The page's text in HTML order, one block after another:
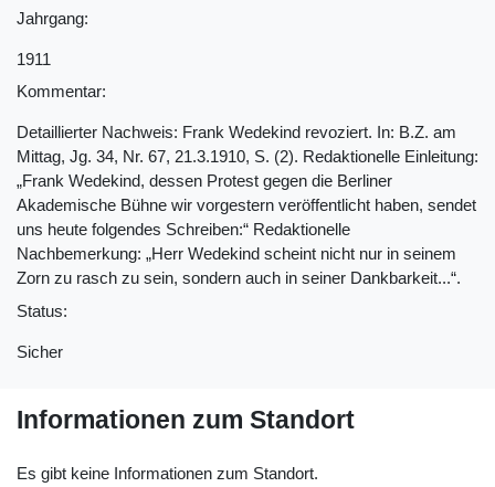
Jahrgang:
1911
Kommentar:
Detaillierter Nachweis: Frank Wedekind revoziert. In: B.Z. am
Mittag, Jg. 34, Nr. 67, 21.3.1910, S. (2). Redaktionelle Einleitung:
„Frank Wedekind, dessen Protest gegen die Berliner
Akademische Bühne wir vorgestern veröffentlicht haben, sendet
uns heute folgendes Schreiben:“ Redaktionelle
Nachbemerkung: „Herr Wedekind scheint nicht nur in seinem
Zorn zu rasch zu sein, sondern auch in seiner Dankbarkeit...“.
Status:
Sicher
Informationen zum Standort
Es gibt keine Informationen zum Standort.